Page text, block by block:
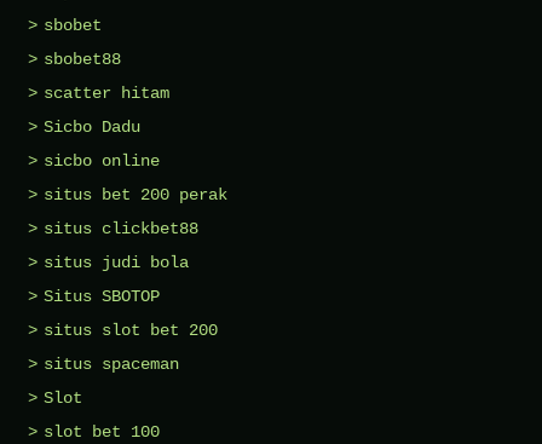
sbobet
sbobet88
scatter hitam
Sicbo Dadu
sicbo online
situs bet 200 perak
situs clickbet88
situs judi bola
Situs SBOTOP
situs slot bet 200
situs spaceman
Slot
slot bet 100